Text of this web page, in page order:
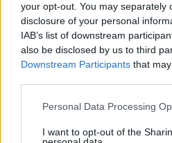
your opt-out. You may separately
disclosure of your personal
IAB’s list of downstream
also be disclosed by us to third
Downstream Participants that
Please note that this website/app
not limited to your visit or usage
Personal Data Processing
I want to opt-out of the